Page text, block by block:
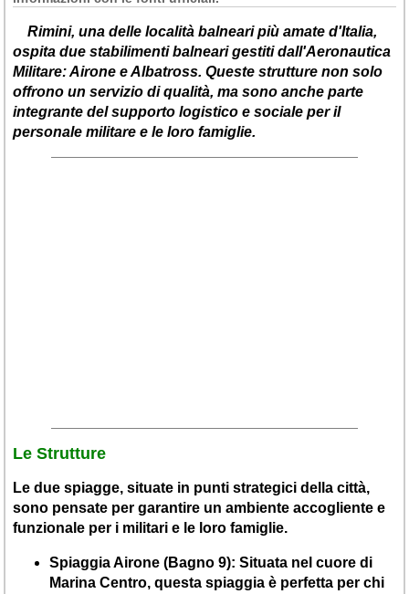
Rimini, una delle località balneari più amate d'Italia,
ospita due stabilimenti balneari gestiti dall'Aeronautica
Militare:Airone eAlbatross. Queste strutture non solo
offrono un servizio di qualità, ma sono anche parte
integrante del supporto logistico e sociale per il
personale militare e le loro famiglie.
Le Strutture
Le due spiagge, situate in punti strategici della città,
sono pensate per garantire un ambiente accogliente e
funzionale per i militari e le loro famiglie.
Spiaggia Airone (Bagno 9): Situata nel cuore di
Marina Centro, questa spiaggia è perfetta per chi